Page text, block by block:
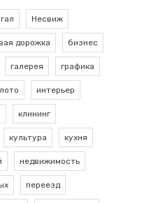
Несвиж
дорожка бизнес
галерея графика
интерьер
клининг
культура кухня
недвижимость
переезд